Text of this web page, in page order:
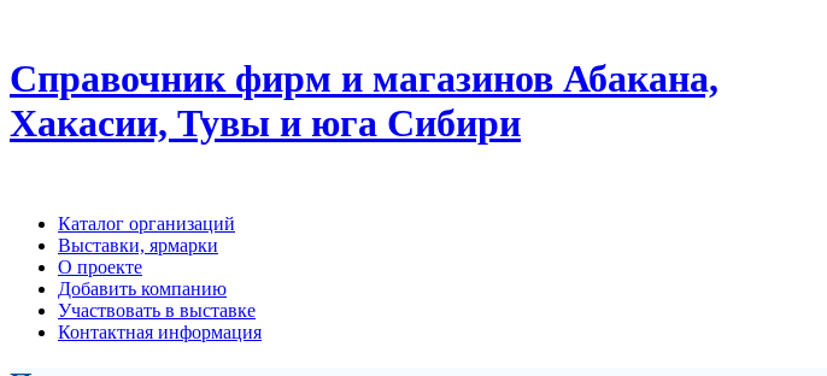
Справочник фирм и магазинов Абакана,
Хакасии, Тувы и юга Сибири
Каталог организаций
Выставки, ярмарки
О проекте
Добавить компанию
Участвовать в выставке
Контактная информация